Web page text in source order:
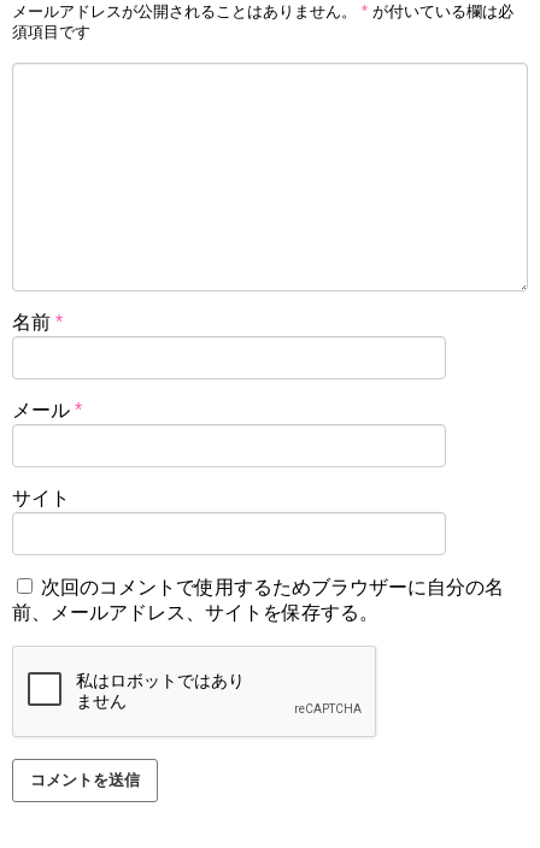
メールアドレスが公開されることはありません。 * が付いている欄は必
須項目です
名前 *
メール *
サイト
次回のコメントで使用するためブラウザーに自分の名
前、メールアドレス、サイトを保存する。